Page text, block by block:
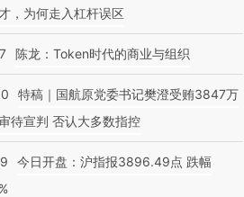
，为何走入杠杆误区
陈龙：Token时代的商业与组织
特稿｜国航原党委书记樊澄受贿3847万
待宣判 否认大多数指控
今日开盘：沪指报3896.49点 跌幅